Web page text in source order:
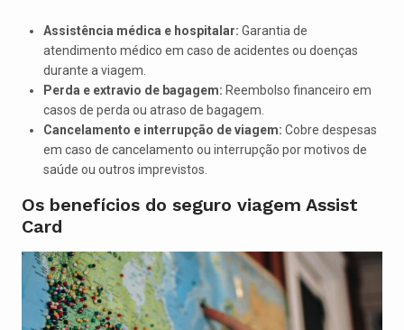
Assistência médica e hospitalar: Garantia de
atendimento médico em caso de acidentes ou doenças
durante a viagem.
Perda e extravio de bagagem: Reembolso financeiro em
casos de perda ou atraso de bagagem.
Cancelamento e interrupção de viagem: Cobre despesas
em caso de cancelamento ou interrupção por motivos de
saúde ou outros imprevistos.
Os benefícios do seguro viagem Assist
Card